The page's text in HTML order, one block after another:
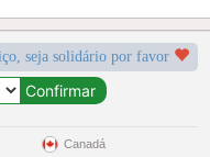
seja solidário por favor
Canadá